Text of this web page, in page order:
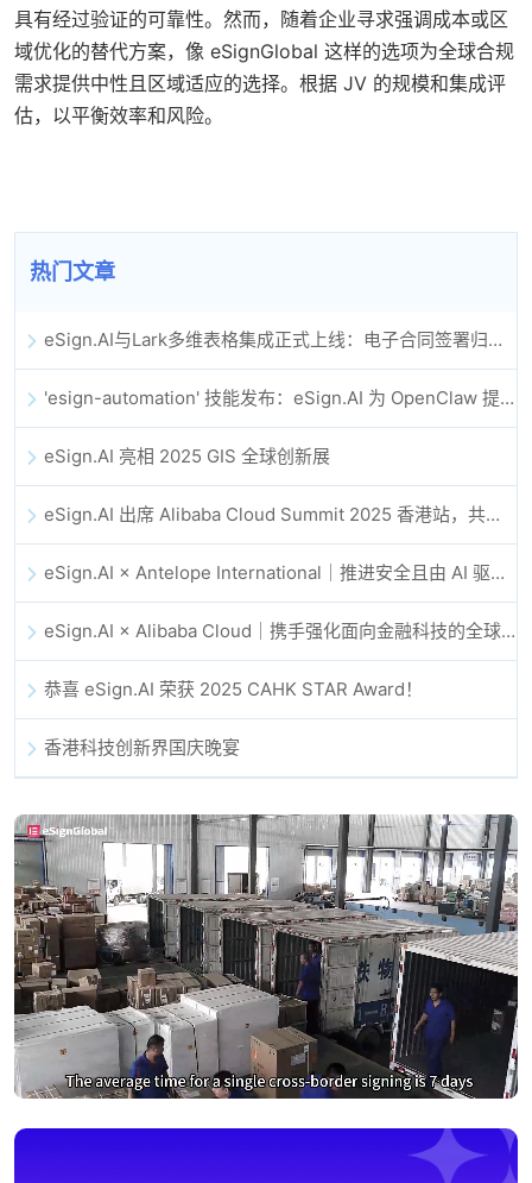
具有经过验证的可靠性。然而，随着企业寻求强调成本或区
域优化的替代方案，像 eSignGlobal 这样的选项为全球合规
需求提供中性且区域适应的选择。根据 JV 的规模和集成评
估，以平衡效率和风险。
热门文章
eSign.AI与Lark多维表格集成正式上线：电子合同签署归档全程自动化
'esign-automation' 技能发布：eSign.AI 为 OpenClaw 提供自动化电子签名能力
eSign.AI 亮相 2025 GIS 全球创新展
eSign.AI 出席 Alibaba Cloud Summit 2025 香港站，共同探讨 AI 驱动的云创新与数字信任未来
eSign.AI × Antelope International｜推进安全且由 AI 驱动的数字化工作流
eSign.AI × Alibaba Cloud｜携手强化面向金融科技的全球数字信任
恭喜 eSign.AI 荣获 2025 CAHK STAR Award！
香港科技创新界国庆晚宴